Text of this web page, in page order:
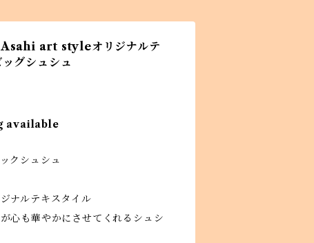
art styleオリジナルテ
ッグシュシュ
available
クシュシュ
ナルテキスタイル
心も華やかにさせてくれるシュシ